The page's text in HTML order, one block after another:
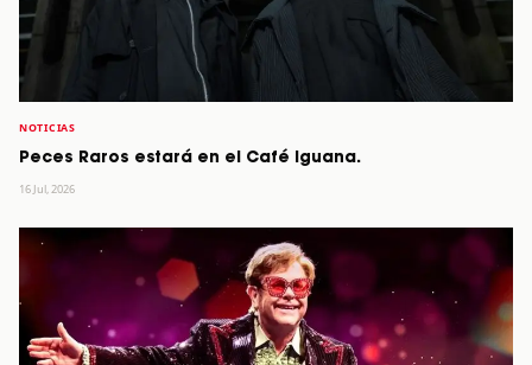
NOTICIAS
Peces Raros estará en el Café Iguana.
16 Jul, 2026